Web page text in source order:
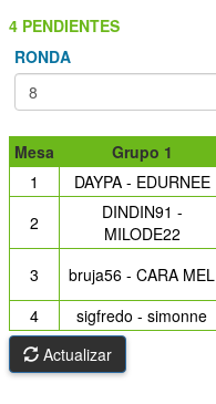
4 PENDIENTES
RONDA
Mesa Grupo 1
1
DAYPA - EDURNEE
2
DINDIN91 -
MILODE22
3 bruja56 - CARA MEL
4
sigfredo - simonne
Actualizar